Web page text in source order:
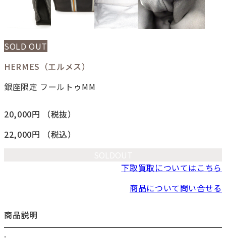
SOLD OUT
HERMES（エルメス）
銀座限定 フールトゥMM
20,000円
（税抜）
22,000円
（税込）
下取買取についてはこちら
商品について問い合せる
商品説明
.